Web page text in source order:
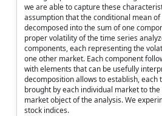
we are able to capture these
assumption that the conditional mean
decomposed into the sum of one
proper volatility of the time series
components, each representing the
one other market. Each component
with elements that can be usefully
decomposition allows to establish, each
brought by each individual market to
market object of the analysis. We
stock indices.